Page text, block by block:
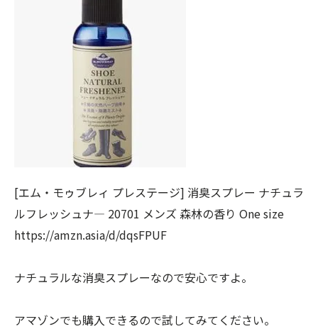
[エム・モゥブレィ プレステージ] 消臭スプレー ナチュラ
ルフレッシュナ― 20701 メンズ 森林の香り One size
https://amzn.asia/d/dqsFPUF
ナチュラルな消臭スプレーなので安心ですよ。
アマゾンでも購入できるので試してみてください。